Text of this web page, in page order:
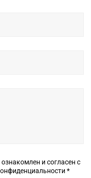
и согласен с
условиями оферты и политики конфиденциальности *